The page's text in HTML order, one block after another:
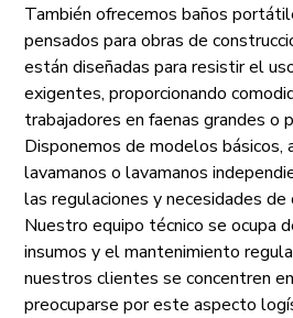
También ofrecemos baños
pensados para obras de
están diseñadas para resistir el
exigentes, proporcionando
trabajadores en faenas grandes o
Disponemos de modelos básicos,
lavamanos o lavamanos
las regulaciones y necesidades de
Nuestro equipo técnico se ocupa
insumos y el mantenimiento
nuestros clientes se concentren
preocuparse por este aspecto